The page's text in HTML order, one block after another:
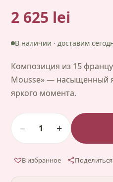
2 625 lei
В наличии · доставим
Композиция из 15
Mousse» — насыщенный
яркого момента.
− 1 +
В избранное Поделиться